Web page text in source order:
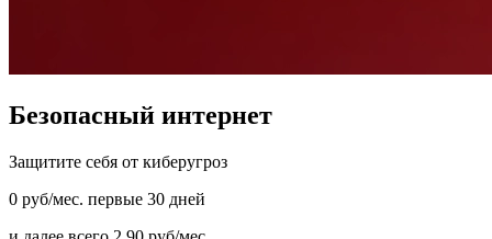
Безопасный интернет
Защитите себя от киберугроз
0 руб/мес. первые 30 дней